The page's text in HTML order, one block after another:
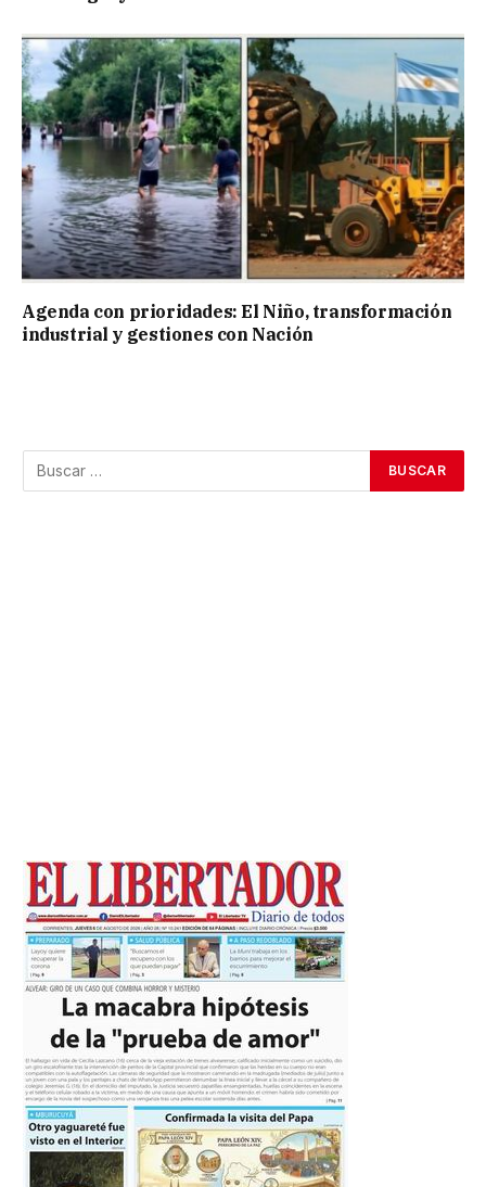
Agenda con prioridades: El Niño, transformación
industrial y gestiones con Nación